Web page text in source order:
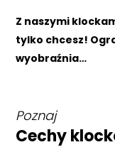
Z naszymi
tylko chcesz!
wyobraźnia…
Poznaj
Cechy